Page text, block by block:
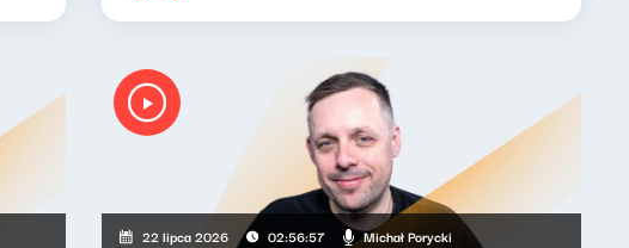
22 lipca 2026 02:56:57 Michał Porycki